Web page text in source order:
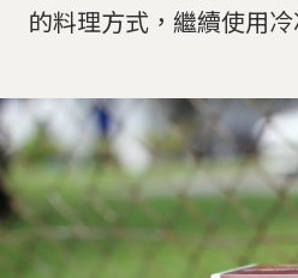
的料理方式，繼續使用冷